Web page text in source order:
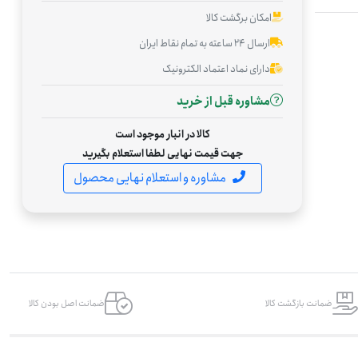
امکان برگشت کالا
ارسال ۲۴ ساعته به تمام نقاط ایران
دارای نماد اعتماد الکترونیک
مشاوره قبل از خرید
کالا در انبار موجود است
جهت قیمت نهایی لطفا استعلام بگیرید
مشاوره و استعلام نهایی محصول
ضمانت بازگشت کالا ضمانت اصل بودن کالا